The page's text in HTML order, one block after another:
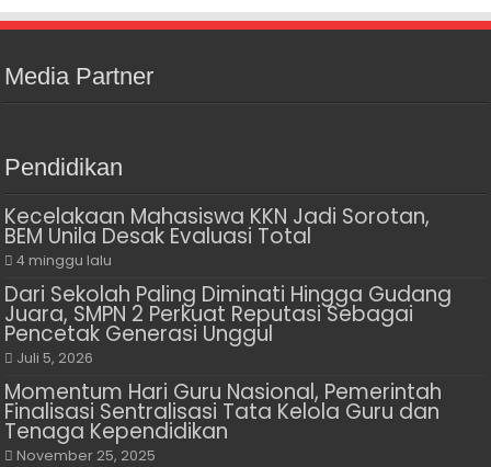
Media Partner
Pendidikan
Kecelakaan Mahasiswa KKN Jadi Sorotan,
BEM Unila Desak Evaluasi Total
4 minggu lalu
Dari Sekolah Paling Diminati Hingga Gudang
Juara, SMPN 2 Perkuat Reputasi Sebagai
Pencetak Generasi Unggul
Juli 5, 2026
Momentum Hari Guru Nasional, Pemerintah
Finalisasi Sentralisasi Tata Kelola Guru dan
Tenaga Kependidikan
November 25, 2025